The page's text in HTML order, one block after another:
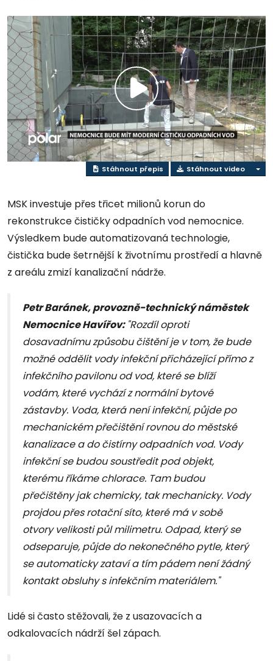
Přehrát
video
Stáhnout přepis Stáhnout video
MSK investuje přes třicet milionů korun do
rekonstrukce čističky odpadních vod nemocnice.
Výsledkem bude automatizovaná technologie,
čistička bude šetrnější k životnímu prostředí a hlavně
z areálu zmizí kanalizační nádrže.
Petr Baránek, provozně-technický náměstek
Nemocnice Havířov: "Rozdíl oproti
dosavadnímu způsobu čištění je v tom, že bude
možné oddělit vody infekční přicházející přímo z
infekčního pavilonu od vod, které se blíží
vodám, které vychází z normální bytové
zástavby. Voda, která není infekční, půjde po
mechanickém přečištění rovnou do městské
kanalizace a do čistírny odpadních vod. Vody
infekční se budou soustředit pod objekt,
kterému říkáme chlorace. Tam budou
přečištěny jak chemicky, tak mechanicky. Vody
projdou přes rotační síto, které má v sobě
otvory velikosti půl milimetru. Odpad, který se
odseparuje, půjde do nekonečného pytle, který
se automaticky zataví a tím pádem není žádný
kontakt obsluhy s infekčním materiálem."
Lidé si často stěžovali, že z usazovacích a
odkalovacích nádrží šel zápach.